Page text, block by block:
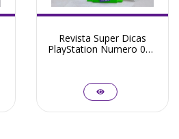
Revista Super Dicas
PlayStation Numero 01 -